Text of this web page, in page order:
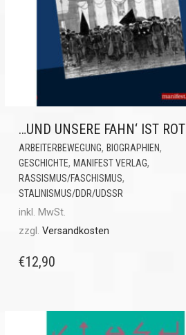
…UND UNSERE FAHN‘ IST ROT
ARBEITERBEWEGUNG, BIOGRAPHIEN,
GESCHICHTE, MANIFEST VERLAG,
RASSISMUS/FASCHISMUS,
STALINISMUS/DDR/UDSSR
inkl. MwSt.
zzgl. Versandkosten
€12,90